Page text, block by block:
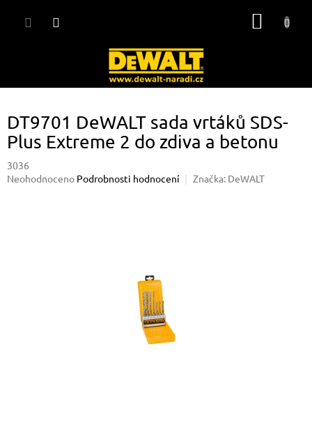
DT9701 DeWALT sada vrtáků SDS-
Plus Extreme 2 do zdiva a betonu
3036
Průměrné
Neohodnoceno Podrobnosti hodnocení Značka: DeWALT